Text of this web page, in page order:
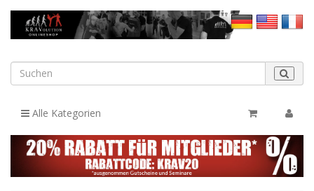
Alle Kategorien